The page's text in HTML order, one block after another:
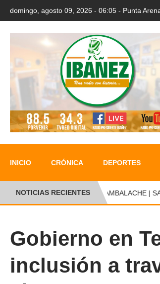
domingo, agosto 09, 2026 - 06:05 - Punta
INICIO CRÓNICA DEPORTES
NOTICIAS RECIENTESCAMBALACHE |
Gobierno en
inclusión a